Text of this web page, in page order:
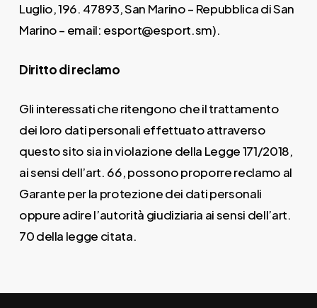
Luglio, 196. 47893, San Marino – Repubblica di San
Marino – email: esport@esport.sm).
Diritto di reclamo
Gli interessati che ritengono che il trattamento
dei loro dati personali effettuato attraverso
questo sito sia in violazione della Legge 171/2018,
ai sensi dell’art. 66, possono proporre reclamo al
Garante per la protezione dei dati personali
oppure adire l’autorità giudiziaria ai sensi dell’art.
70 della legge citata.